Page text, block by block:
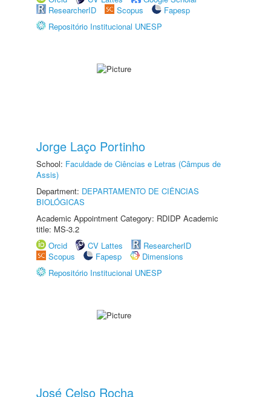
ResearcherID
Scopus
Fapesp
Repositório Institucional UNESP
Jorge Laço Portinho
School: Faculdade de Ciências e Letras (Câmpus de
Assis)
Department: DEPARTAMENTO DE CIÊNCIAS
BIOLÓGICAS
Academic Appointment Category: RDIDP Academic
title: MS-3.2
Orcid
CV Lattes
ResearcherID
Scopus
Fapesp
Dimensions
Repositório Institucional UNESP
José Celso Rocha